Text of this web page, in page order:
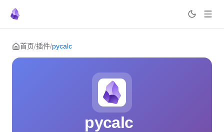
Skip to content
首页/插件/pycalc
pycalc